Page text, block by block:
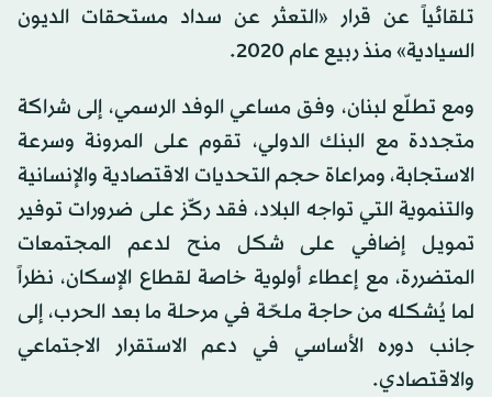
تلقائياً عن قرار «التعثر عن سداد مستحقات الديون
السيادية» منذ ربيع عام 2020.
ومع تطلّع لبنان، وفق مساعي الوفد الرسمي، إلى شراكة
متجددة مع البنك الدولي، تقوم على المرونة وسرعة
الاستجابة، ومراعاة حجم التحديات الاقتصادية والإنسانية
والتنموية التي تواجه البلاد، فقد ركّز على ضرورات توفير
تمويل إضافي على شكل منح لدعم المجتمعات
المتضررة، مع إعطاء أولوية خاصة لقطاع الإسكان، نظراً
لما يُشكله من حاجة ملحّة في مرحلة ما بعد الحرب، إلى
جانب دوره الأساسي في دعم الاستقرار الاجتماعي
والاقتصادي.